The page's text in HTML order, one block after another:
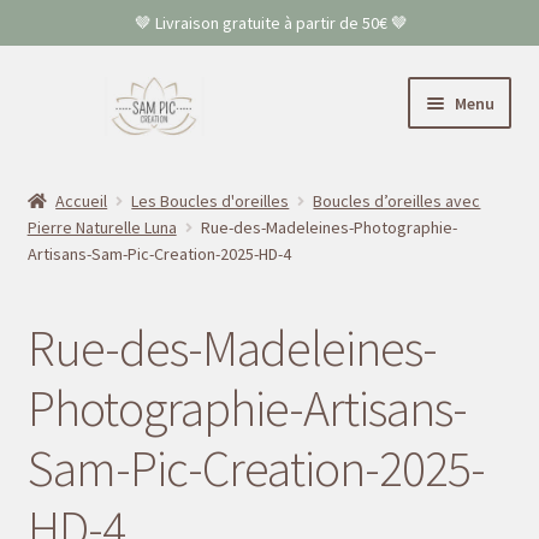
🤎 Livraison gratuite à partir de 50€ 🤎
Menu
Colliers
Boucles d’oreilles
FAQ
Contact
Accueil Les Boucles d'oreilles
Boucles d’oreilles avec
Pierre Naturelle Luna
Rue-des-Madeleines-Photographie-
Artisans-Sam-Pic-Creation-2025-HD-4
Rue-des-Madeleines-
Photographie-Artisans-
Sam-Pic-Creation-2025-